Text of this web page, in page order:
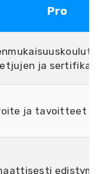
Pro
ja
ja tavoitteet